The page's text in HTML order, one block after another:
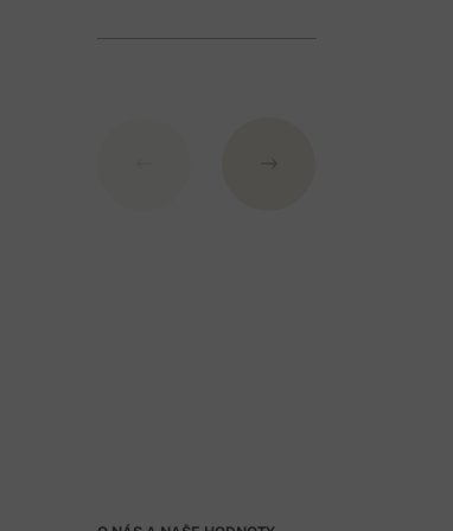
. Při